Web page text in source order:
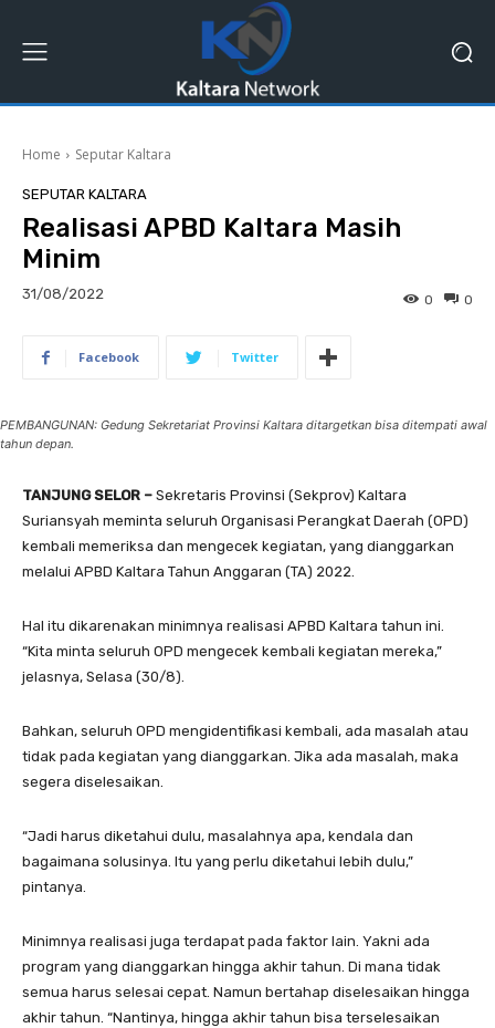
Home Seputar Kaltara
SEPUTAR KALTARA
Realisasi APBD Kaltara Masih
Minim
31/08/2022 0
0
Facebook Twitter
PEMBANGUNAN: Gedung Sekretariat Provinsi Kaltara ditargetkan bisa ditempati awal
tahun depan.
TANJUNG SELOR – Sekretaris Provinsi (Sekprov) Kaltara
Suriansyah meminta seluruh Organisasi Perangkat Daerah (OPD)
kembali memeriksa dan mengecek kegiatan, yang dianggarkan
melalui APBD Kaltara Tahun Anggaran (TA) 2022.
Hal itu dikarenakan minimnya realisasi APBD Kaltara tahun ini.
“Kita minta seluruh OPD mengecek kembali kegiatan mereka,”
jelasnya, Selasa (30/8).
Bahkan, seluruh OPD mengidentifikasi kembali, ada masalah atau
tidak pada kegiatan yang dianggarkan. Jika ada masalah, maka
segera diselesaikan.
“Jadi harus diketahui dulu, masalahnya apa, kendala dan
bagaimana solusinya. Itu yang perlu diketahui lebih dulu,”
pintanya.
Minimnya realisasi juga terdapat pada faktor lain. Yakni ada
program yang dianggarkan hingga akhir tahun. Di mana tidak
semua harus selesai cepat. Namun bertahap diselesaikan hingga
akhir tahun. “Nantinya, hingga akhir tahun bisa terselesaikan